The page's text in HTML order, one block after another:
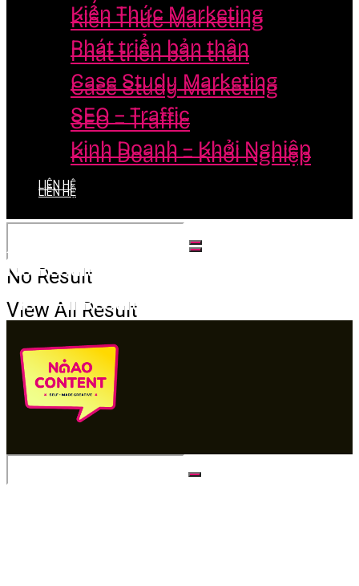
Kiến Thức Marketing
Phát triển bản thân
Case Study Marketing
SEO – Traffic
Kinh Doanh – Khởi Nghiệp
LIÊN HỆ
No Result
View All Result
Kiến Thức Marketing
Phát triển bản thân
Case Study Marketing
SEO – Traffic
Kinh Doanh – Khởi Nghiệp
LIÊN HỆ
No Result
View All Result